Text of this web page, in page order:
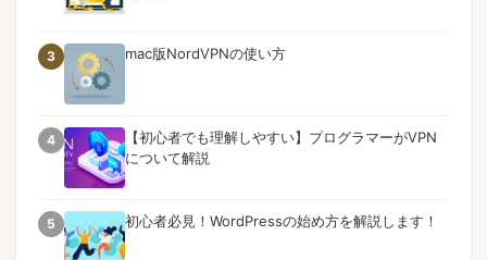
3 mac版NordVPNの使い方
4
【初心者でも理解しやすい】プログラマーがVPN
について解説
5 初心者必見！WordPressの始め方を解説します！